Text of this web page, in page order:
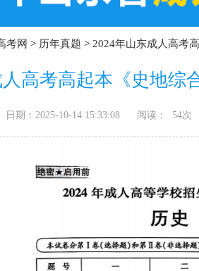
考网 > 历年真题 > 2024年山东成人高考
高考高起本《史地综
日期：2025-10-14 15:33:08 阅读： 54次